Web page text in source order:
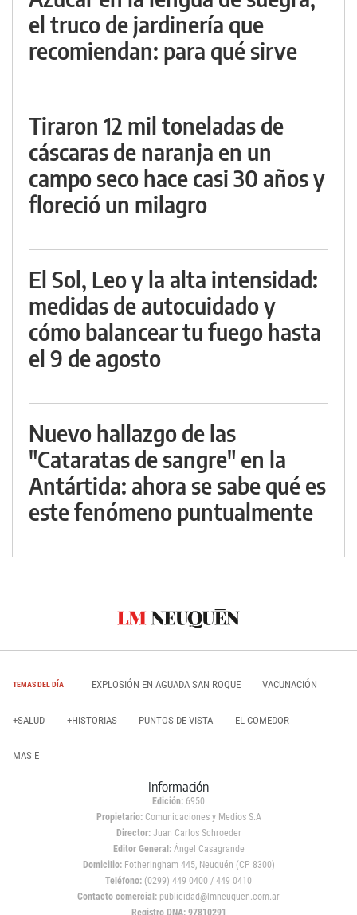
el truco de jardinería que
recomiendan: para qué sirve
Tiraron 12 mil toneladas de
cáscaras de naranja en un
campo seco hace casi 30 años y
floreció un milagro
El Sol, Leo y la alta intensidad:
medidas de autocuidado y
cómo balancear tu fuego hasta
el 9 de agosto
Nuevo hallazgo de las
"Cataratas de sangre" en la
Antártida: ahora se sabe qué es
este fenómeno puntualmente
TEMAS DEL DÍA EXPLOSIÓN EN AGUADA SAN ROQUE VACUNACIÓN
+SALUD +HISTORIAS PUNTOS DE VISTA EL COMEDOR
MAS E
Información
Edición: 6950
Propietario:Comunicaciones y Medios S.A
Director: Juan Carlos Schroeder
Editor General:Ángel Casagrande
Domicilio:Fotheringham 445, Neuquén (CP 8300)
Teléfono: (0299) 449 0400 / 449 0410
Contacto comercial: publicidad@lmneuquen.com.ar
Registro DNA: 97810291